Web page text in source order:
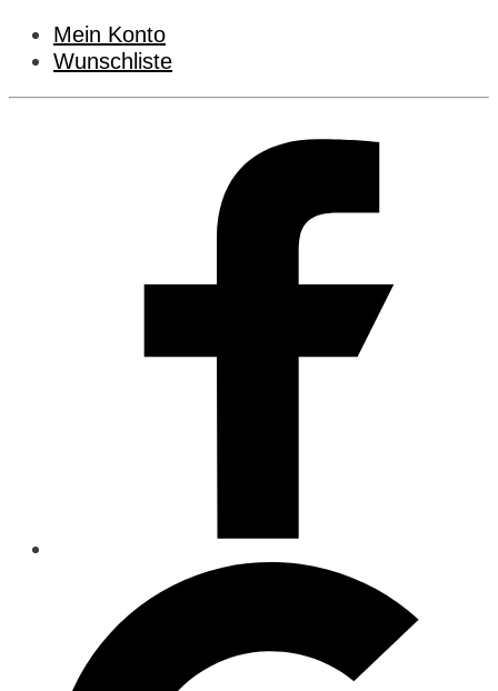
Mein Konto
Wunschliste